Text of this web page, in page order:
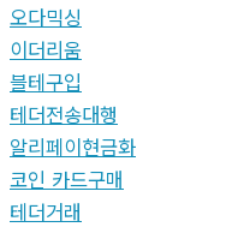
오다믹싱
이더리움
블테구입
테더전송대행
알리페이현금화
코인 카드구매
테더거래